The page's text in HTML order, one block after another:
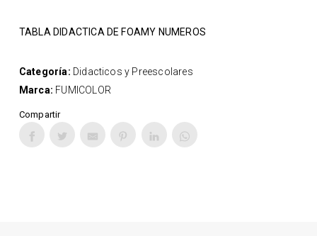
TABLA DIDACTICA DE FOAMY NUMEROS
Categoría: Didacticos y Preescolares
Marca: FUMICOLOR
Compartir